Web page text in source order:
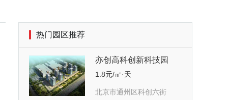
热门园区推荐
亦创高科创新科技园
1.8元/㎡·天
北京市通州区科创六街